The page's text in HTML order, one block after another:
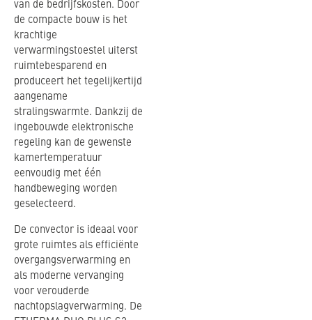
van de bedrijfskosten. Door
de compacte bouw is het
krachtige
verwarmingstoestel uiterst
ruimtebesparend en
produceert het tegelijkertijd
aangename
stralingswarmte. Dankzij de
ingebouwde elektronische
regeling kan de gewenste
kamertemperatuur
eenvoudig met één
handbeweging worden
geselecteerd.
De convector is ideaal voor
grote ruimtes als efficiënte
overgangsverwarming en
als moderne vervanging
voor verouderde
nachtopslagverwarming. De